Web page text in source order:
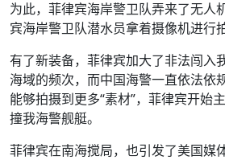
为此，菲律宾海岸警卫队弄来了无人
宾海岸警卫队潜水员拿着摄像机进行
有了新装备，菲律宾加大了非法闯入
海域的频次，而中国海警一直依法依
能够拍摄到更多“素材”，菲律宾开始
撞我海警舰艇。
菲律宾在南海搅局，也引发了美国